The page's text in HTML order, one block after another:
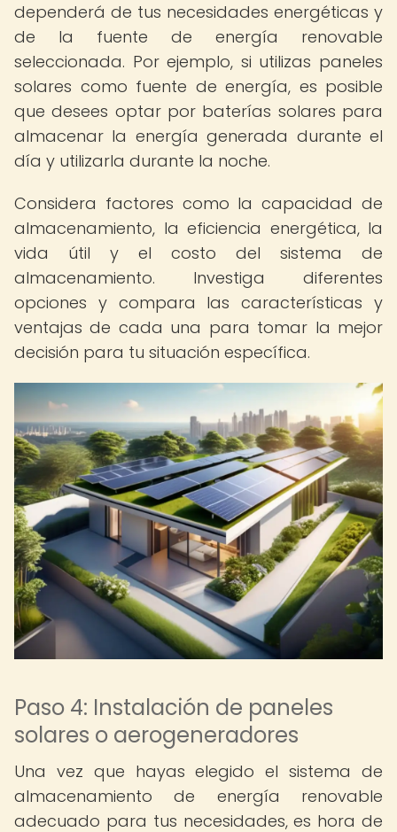
dependerá de tus necesidades energéticas y
de la fuente de energía renovable
seleccionada. Por ejemplo, si utilizas paneles
solares como fuente de energía, es posible
que desees optar por baterías solares para
almacenar la energía generada durante el
día y utilizarla durante la noche.
Considera factores como la capacidad de
almacenamiento, la eficiencia energética, la
vida útil y el costo del sistema de
almacenamiento. Investiga diferentes
opciones y compara las características y
ventajas de cada una para tomar la mejor
decisión para tu situación específica.
Paso 4: Instalación de paneles
solares o aerogeneradores
Una vez que hayas elegido el sistema de
almacenamiento de energía renovable
adecuado para tus necesidades, es hora de